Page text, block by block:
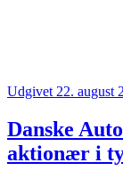
Udgivet 22. august
Danske
aktionær i